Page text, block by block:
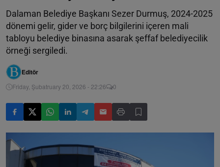
Dalaman Belediye Başkanı Sezer Durmuş, 2024-2025
dönemi gelir, gider ve borç bilgilerini içeren mali
tabloyu belediye binasına asarak şeffaf belediyecilik
örneği sergiledi.
Editör
Friday, Şubatruary 20, 2026 - 22:26 0